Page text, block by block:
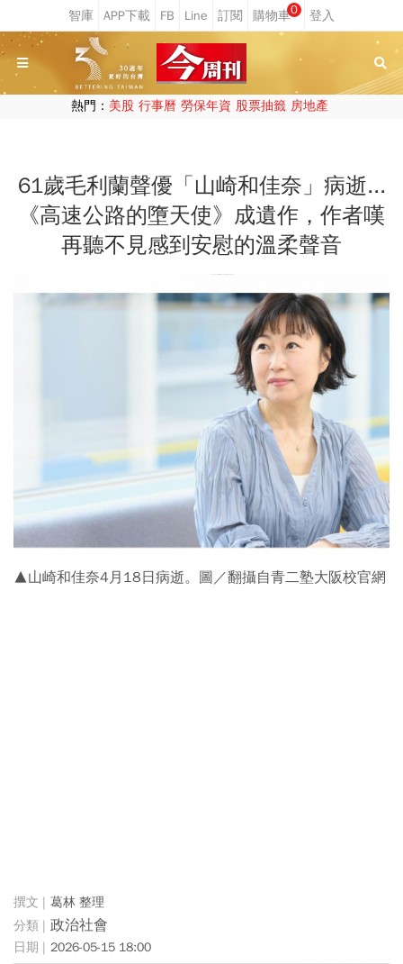
0
熱門： 美股 行事曆 勞保年資 股票抽籤 房地產
61歲毛利蘭聲優「山崎和佳奈」病逝...
《高速公路的墮天使》成遺作，作者嘆
再聽不見感到安慰的溫柔聲音
▲山崎和佳奈4月18日病逝。圖／翻攝自青二塾大阪校官網
葛林 整理
政治社會
2026-05-15 18:00